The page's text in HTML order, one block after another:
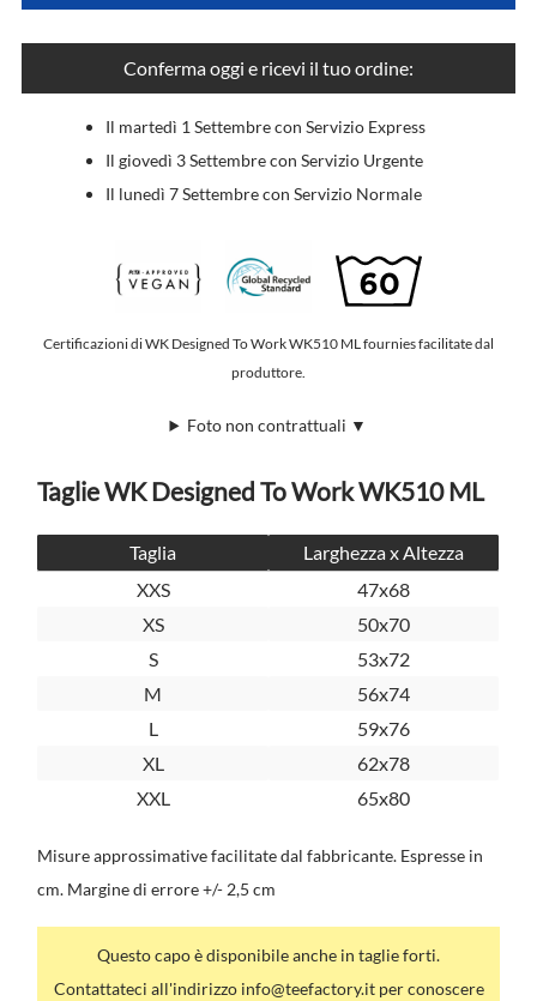
Conferma oggi e ricevi il tuo ordine:
Il martedì 1 Settembre con Servizio Express
Il giovedì 3 Settembre con Servizio Urgente
Il lunedì 7 Settembre con Servizio Normale
Certificazioni di WK Designed To Work WK510 ML fournies facilitate dal
produttore.
Foto non contrattuali ▼
Taglie WK Designed To Work WK510 ML
Taglia
Larghezza x Altezza
XXS
47x68
XS
50x70
S
53x72
M
56x74
L
59x76
XL
62x78
XXL
65x80
Misure approssimative facilitate dal fabbricante. Espresse in
cm. Margine di errore +/- 2,5 cm
Questo capo è disponibile anche in taglie forti.
Contattateci all'indirizzo info@teefactory.it per conoscere